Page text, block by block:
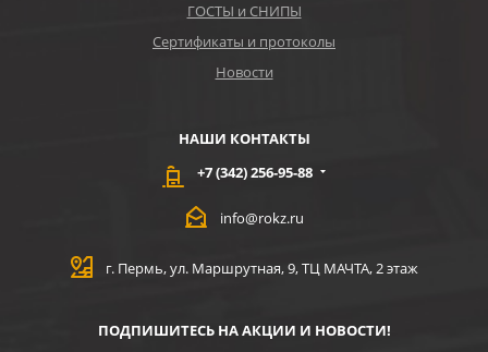
ГОСТЫ и СНИПЫ
Сертификаты и протоколы
Новости
НАШИ КОНТАКТЫ
+7 (342) 256-95-88
info@rokz.ru
г. Пермь, ул. Маршрутная, 9, ТЦ МАЧТА, 2 этаж
ПОДПИШИТЕСЬ НА АКЦИИ И НОВОСТИ!